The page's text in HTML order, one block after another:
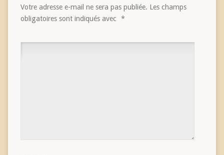
Votre adresse e-mail ne sera pas publiée. Les champs
obligatoires sont indiqués avec *